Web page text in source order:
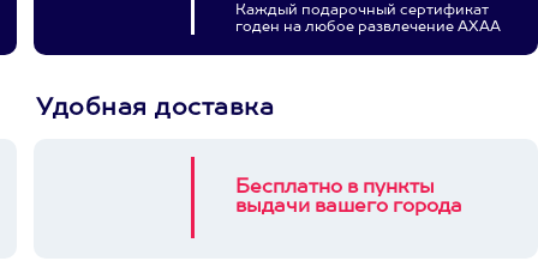
Каждый подарочный сертификат
годен на любое развлечение АХАА
Удобная доставка
Бесплатно в пункты
выдачи вашего города